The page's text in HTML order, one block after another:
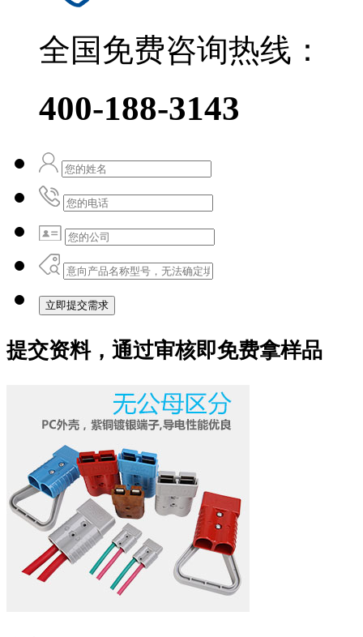
全国免费咨询热线：
400-188-3143
立即提交需求
提交资料，通过审核即免费拿样品